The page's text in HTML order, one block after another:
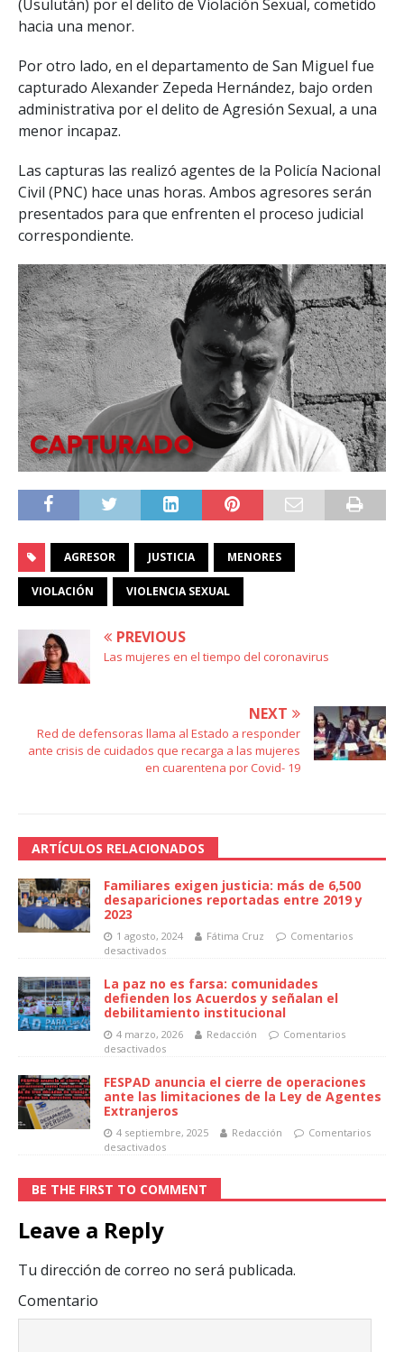
(Usulután) por el delito de Violación Sexual, cometido
hacia una menor.
Por otro lado, en el departamento de San Miguel fue
capturado Alexander Zepeda Hernández, bajo orden
administrativa por el delito de Agresión Sexual, a una
menor incapaz.
Las capturas las realizó agentes de la Policía Nacional
Civil (PNC) hace unas horas. Ambos agresores serán
presentados para que enfrenten el proceso judicial
correspondiente.
AGRESOR JUSTICIA MENORES
VIOLACIÓN VIOLENCIA SEXUAL
PREVIOUS
Las mujeres en el tiempo del coronavirus
NEXT
Red de defensoras llama al Estado a responder
ante crisis de cuidados que recarga a las mujeres
en cuarentena por Covid- 19
ARTÍCULOS RELACIONADOS
Familiares exigen justicia: más de 6,500
desapariciones reportadas entre 2019 y
2023
1 agosto, 2024 Fátima Cruz
Comentarios
desactivados
La paz no es farsa: comunidades
defienden los Acuerdos y señalan el
debilitamiento institucional
4 marzo, 2026 Redacción
Comentarios
desactivados
FESPAD anuncia el cierre de operaciones
ante las limitaciones de la Ley de Agentes
Extranjeros
4 septiembre, 2025 Redacción
Comentarios
desactivados
BE THE FIRST TO COMMENT
Leave a Reply
Tu dirección de correo no será publicada.
Comentario